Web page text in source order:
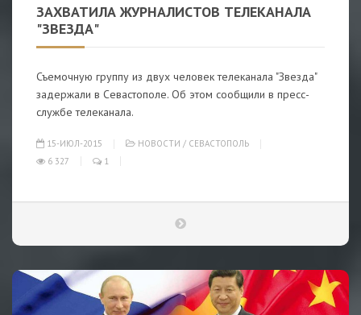
ЗАХВАТИЛА ЖУРНАЛИСТОВ ТЕЛЕКАНАЛА
"ЗВЕЗДА"
Съемочную группу из двух человек телеканала "Звезда"
задержали в Севастополе. Об этом сообщили в пресс-
службе телеканала.
15-ИЮЛ-2015 НОВОСТИ / СЕВАСТОПОЛЬ
6 327
1